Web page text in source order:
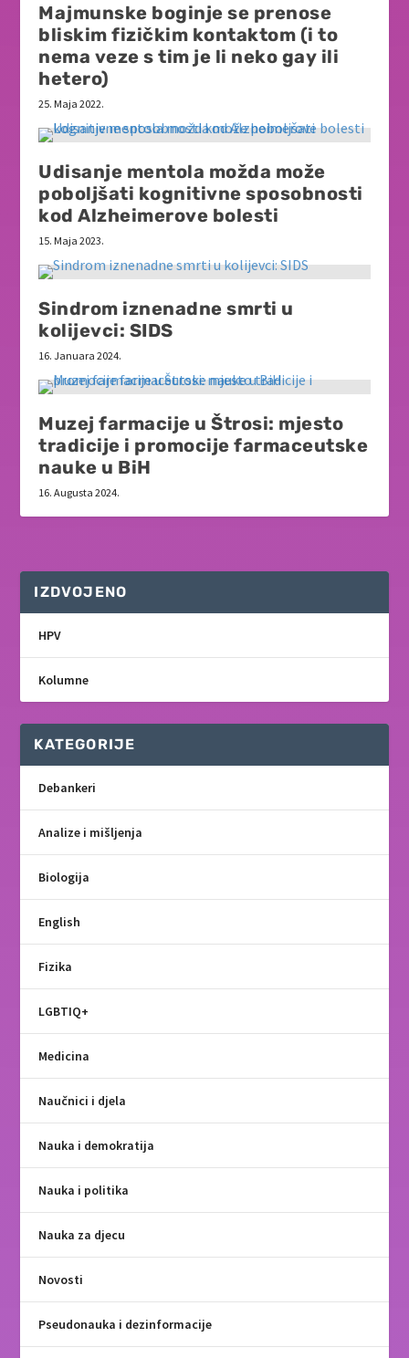
Majmunske boginje se prenose
bliskim fizičkim kontaktom (i to
nema veze s tim je li neko gay ili
hetero)
25. Maja 2022.
Udisanje mentola možda može
poboljšati kognitivne sposobnosti
kod Alzheimerove bolesti
15. Maja 2023.
Sindrom iznenadne smrti u
kolijevci: SIDS
16. Januara 2024.
Muzej farmacije u Štrosi: mjesto
tradicije i promocije farmaceutske
nauke u BiH
16. Augusta 2024.
IZDVOJENO
HPV
Kolumne
KATEGORIJE
Debankeri
Analize i mišljenja
Biologija
English
Fizika
LGBTIQ+
Medicina
Naučnici i djela
Nauka i demokratija
Nauka i politika
Nauka za djecu
Novosti
Pseudonauka i dezinformacije